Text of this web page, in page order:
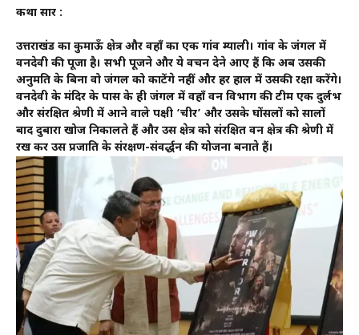
कथा सार :
उत्तराखंड का कुमाऊँ क्षेत्र और वहॉं का एक गांव म्याली। गांव के जंगल में
वनदेवी की पूजा है। सभी पूजने और ये वचन देने आए हैं कि अब उसकी
अनुमति के बिना वो जंगल को काटेंगे नहीं और हर हाल में उसकी रक्षा करेंगे।
वनदेवी के मंदिर के पास के ही जंगल में वहॉं वन विभाग की टीम एक दुर्लभ
और संरक्षित श्रेणी में आने वाले पक्षी ‘चीर’ और उसके घोंसलों को सालों
बाद दुबारा खोज निकालते हैं और उस क्षेत्र को संरक्षित वन क्षेत्र की श्रेणी में
रख कर उस प्रजाति के संरक्षण-संवर्द्धन की योजना बनाते हैं।